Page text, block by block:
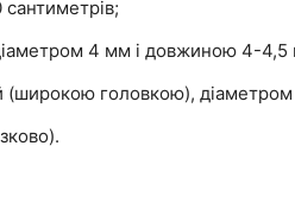
4 мм і довжиною 4-
(широкою головкою),